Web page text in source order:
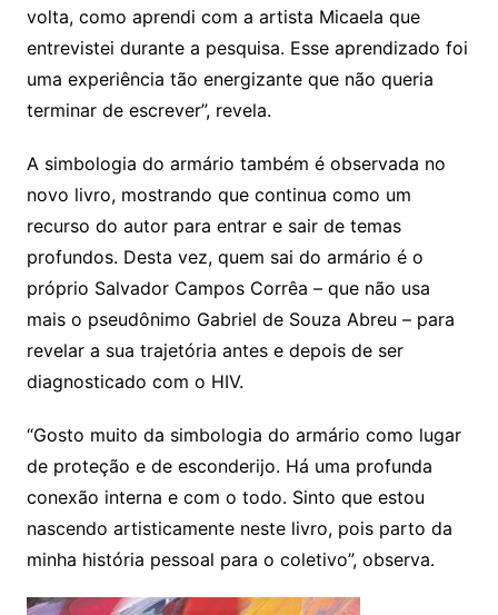
volta, como aprendi com a artista Micaela que
entrevistei durante a pesquisa. Esse aprendizado foi
uma experiência tão energizante que não queria
terminar de escrever”, revela.
A simbologia do armário também é observada no
novo livro, mostrando que continua como um
recurso do autor para entrar e sair de temas
profundos. Desta vez, quem sai do armário é o
próprio Salvador Campos Corrêa – que não usa
mais o pseudônimo Gabriel de Souza Abreu – para
revelar a sua trajetória antes e depois de ser
diagnosticado com o HIV.
“Gosto muito da simbologia do armário como lugar
de proteção e de esconderijo. Há uma profunda
conexão interna e com o todo. Sinto que estou
nascendo artisticamente neste livro, pois parto da
minha história pessoal para o coletivo”, observa.